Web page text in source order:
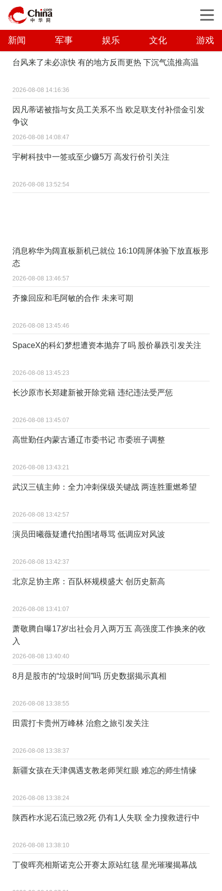
新闻 军事 娱乐 文化 游戏
台风来了未必凉快 有的地方反而更热 下沉气流推高温
2026-08-08 14:16:36
因凡蒂诺被指与女员工关系不当 欧足联支付补偿金引发
争议
2026-08-08 14:08:47
宇树科技中一签或至少赚5万 高发行价引关注
2026-08-08 13:52:54
消息称华为阔直板新机已就位 16:10阔屏体验下放直板形
态
2026-08-08 13:46:57
齐豫回应和毛阿敏的合作 未来可期
2026-08-08 13:45:46
SpaceX的科幻梦想遭资本抛弃了吗 股价暴跌引发关注
2026-08-08 13:45:23
长沙原市长郑建新被开除党籍 违纪违法受严惩
2026-08-08 13:45:07
高世勤任内蒙古通辽市委书记 市委班子调整
2026-08-08 13:43:21
武汉三镇主帅：全力冲刺保级关键战 两连胜重燃希望
2026-08-08 13:42:57
演员田曦薇疑遭代拍围堵辱骂 低调应对风波
2026-08-08 13:42:37
北京足协主席：百队杯规模盛大 创历史新高
2026-08-08 13:41:07
萧敬腾自曝17岁出社会月入两万五 高强度工作换来的收
入
2026-08-08 13:40:40
8月是股市的“垃圾时间”吗 历史数据揭示真相
2026-08-08 13:38:55
田震打卡贵州万峰林 治愈之旅引发关注
2026-08-08 13:38:37
新疆女孩在天津偶遇支教老师哭红眼 难忘的师生情缘
2026-08-08 13:38:24
陕西柞水泥石流已致2死 仍有1人失联 全力搜救进行中
2026-08-08 13:38:10
丁俊晖亮相斯诺克公开赛太原站红毯 星光璀璨揭幕战